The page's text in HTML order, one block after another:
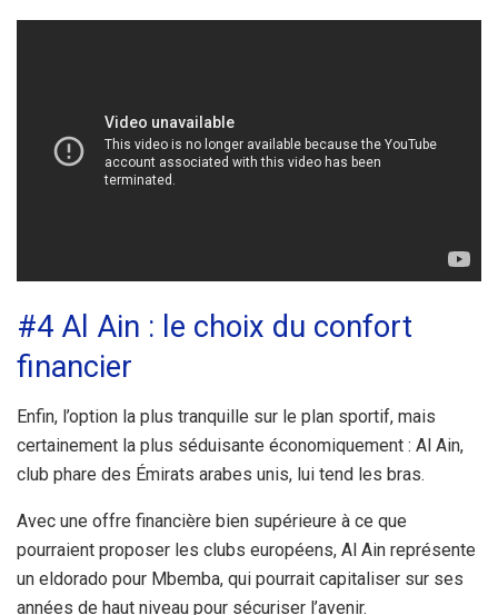
#4 Al Ain : le choix du confort
financier
Enfin, l’option la plus tranquille sur le plan sportif, mais
certainement la plus séduisante économiquement : Al Ain,
club phare des Émirats arabes unis, lui tend les bras.
Avec une offre financière bien supérieure à ce que
pourraient proposer les clubs européens, Al Ain représente
un eldorado pour Mbemba, qui pourrait capitaliser sur ses
années de haut niveau pour sécuriser l’avenir.